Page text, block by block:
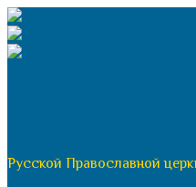
Перейти
к
содержимому
Русской Православной